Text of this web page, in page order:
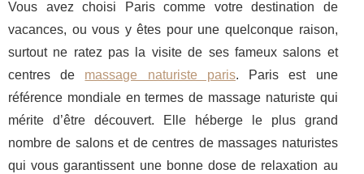
Vous avez choisi Paris comme votre destination de
vacances, ou vous y êtes pour une quelconque raison,
surtout ne ratez pas la visite de ses fameux salons et
centres de massage naturiste paris. Paris est une
référence mondiale en termes de massage naturiste qui
mérite d’être découvert. Elle héberge le plus grand
nombre de salons et de centres de massages naturistes
qui vous garantissent une bonne dose de relaxation au